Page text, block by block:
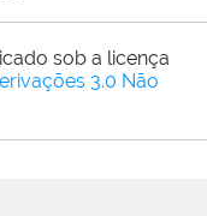
sob a licença
3.0 Não